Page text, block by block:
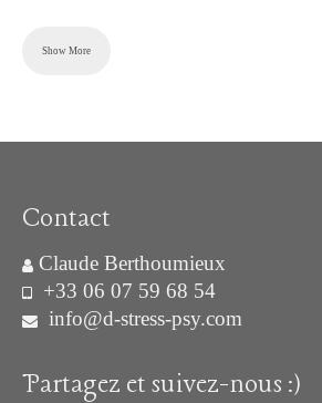
Show More
Contact
Claude Berthoumieux
+33 06 07 59 68 54
info@d-stress-psy.com
Partagez et suivez-nous :)